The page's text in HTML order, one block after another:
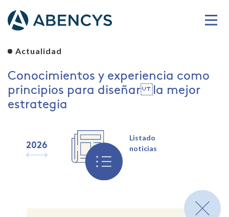
Actualidad
Conocimientos y experiencia como
principios para diseñar la mejor
estrategia
2026 2024 2023 2022 2021
Listado
noticias